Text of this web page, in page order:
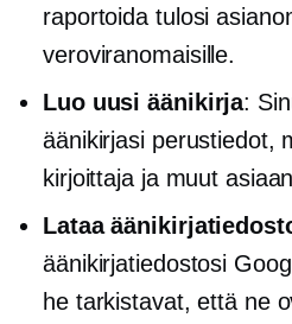
raportoida tulosi
veroviranomaisille.
Luo uusi äänikirja:
äänikirjasi perustiedot,
kirjoittaja ja muut
Lataa
äänikirjatiedostosi
he tarkistavat, että ne